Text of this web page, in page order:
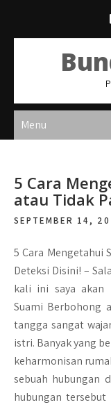
Menu
5 Cara
atau Tidak
SEPTEMBER 14,
5 Cara Mengetahui
Deteksi Disini! –
kali ini saya akan
Suami Berbohong
tangga sangat
istri. Banyak yang
keharmonisan
sebuah hubungan
hubungan